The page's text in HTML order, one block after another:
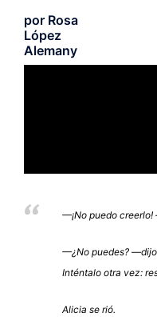
por Rosa
López
Alemany
—¡No puedo
—¿No puedes?
Inténtalo otra vez:
Alicia se rió.